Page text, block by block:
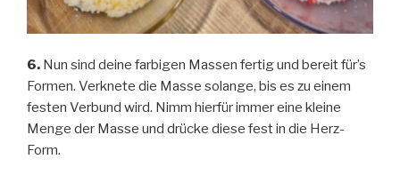
6. Nun sind deine farbigen Massen fertig und bereit für’s
Formen. Verknete die Masse solange, bis es zu einem
festen Verbund wird. Nimm hierfür immer eine kleine
Menge der Masse und drücke diese fest in die Herz-
Form.